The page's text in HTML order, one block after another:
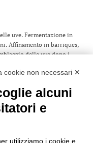
uve. Fermentazione in
Affinamento in barriques,
delle uve dopo i
che si rispetti.
cookie non necessari ✕
alcuni
e
utilizziamo i cookie e